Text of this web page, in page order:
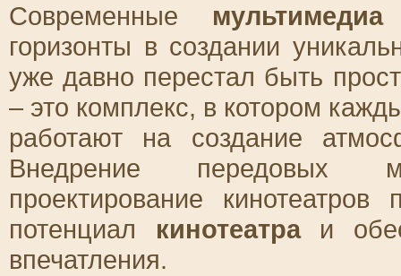
Современные мультимедиа
горизонты в создании
уже давно перестал быть
– это комплекс, в котором
работают на создание
Внедрение передовых
проектирование
потенциал кинотеатраи
впечатления.